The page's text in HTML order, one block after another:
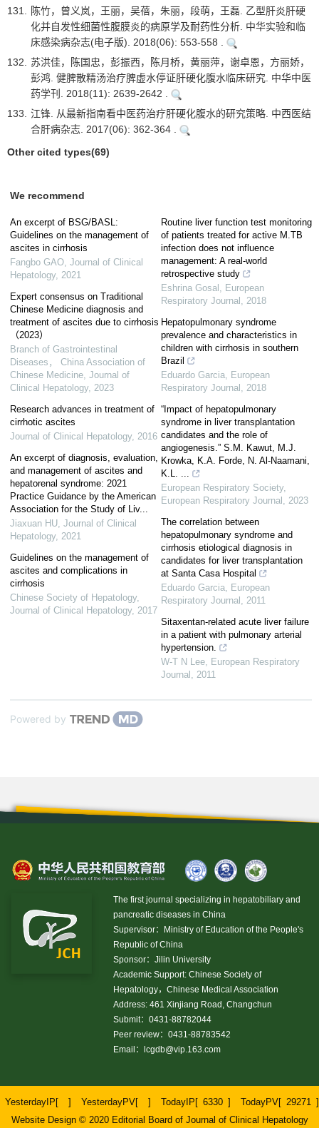
131. 陈竹，曾义岚，王丽，吴蓓，朱丽，段萌，王磊. 乙型肝炎肝硬
化并自发性细菌性腹膜炎的病原学及耐药性分析. 中华实验和临
床感染病杂志(电子版). 2018(06): 553-558 .
132. 苏洪佳，陈国忠，彭振西，陈月桥，黄丽萍，谢卓恩，方丽娇，
彭鸿. 健脾散精汤治疗脾虚水停证肝硬化腹水临床研究. 中华中医
药学刊. 2018(11): 2639-2642 .
133. 江锋. 从最新指南看中医药治疗肝硬化腹水的研究策略. 中西医结
合肝病杂志. 2017(06): 362-364 .
Other cited types(69)
We recommend
An excerpt of BSG/BASL:
Guidelines on the management of
ascites in cirrhosis
Fangbo GAO, Journal of Clinical
Hepatology, 2021
Expert consensus on Traditional
Chinese Medicine diagnosis and
treatment of ascites due to cirrhosis
（2023）
Branch of Gastrointestinal
Diseases， China Association of
Chinese Medicine, Journal of
Clinical Hepatology, 2023
Research advances in treatment of
cirrhotic ascites
Journal of Clinical Hepatology, 2016
An excerpt of diagnosis, evaluation,
and management of ascites and
hepatorenal syndrome: 2021
Practice Guidance by the American
Association for the Study of Liv...
Jiaxuan HU, Journal of Clinical
Hepatology, 2021
Guidelines on the management of
ascites and complications in
cirrhosis
Chinese Society of Hepatology,
Journal of Clinical Hepatology, 2017
Routine liver function test monitoring
of patients treated for active M.TB
infection does not influence
management: A real-world
retrospective study
Eshrina Gosal , European
Respiratory Journal , 2018
Hepatopulmonary syndrome
prevalence and characteristics in
children with cirrhosis in southern
Brazil
Eduardo Garcia, European
Respiratory Journal , 2018
“Impact of hepatopulmonary
syndrome in liver transplantation
candidates and the role of
angiogenesis.” S.M. Kawut, M.J.
Krowka, K.A. Forde, N. Al-Naamani,
K.L. ...
European Respiratory Society,
European Respiratory Journal , 2023
The correlation between
hepatopulmonary syndrome and
cirrhosis etiological diagnosis in
candidates for liver transplantation
at Santa Casa Hospital
Eduardo Garcia, European
Respiratory Journal , 2011
Sitaxentan-related acute liver failure
in a patient with pulmonary arterial
hypertension.
W-T N Lee, European Respiratory
Journal , 2011
Powered by
The first journal specializing in hepatobiliary and
pancreatic diseases in China
Supervisor：Ministry of Education of the People's
Republic of China
Sponsor：Jilin University
Academic Support: Chinese Society of
Hepatology，Chinese Medical Association
Address: 461 Xinjiang Road, Changchun
Submit：0431-88782044
Peer review：0431-88783542
Email：
lcgdb@vip.163.com
YesterdayIP[ ] YesterdayPV[ ] TodayIP[ 6330 ] TodayPV[ 29271 ]
Website Design © 2020 Editorial Board of Journal of Clinical Hepatology